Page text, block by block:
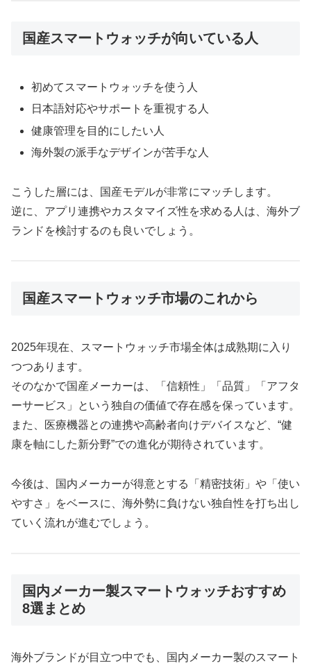
国産スマートウォッチが向いている人
初めてスマートウォッチを使う人
日本語対応やサポートを重視する人
健康管理を目的にしたい人
海外製の派手なデザインが苦手な人
こうした層には、国産モデルが非常にマッチします。
逆に、アプリ連携やカスタマイズ性を求める人は、海外ブ
ランドを検討するのも良いでしょう。
国産スマートウォッチ市場のこれから
2025年現在、スマートウォッチ市場全体は成熟期に入り
つつあります。
そのなかで国産メーカーは、「信頼性」「品質」「アフタ
ーサービス」という独自の価値で存在感を保っています。
また、医療機器との連携や高齢者向けデバイスなど、“健
康を軸にした新分野”での進化が期待されています。
今後は、国内メーカーが得意とする「精密技術」や「使い
やすさ」をベースに、海外勢に負けない独自性を打ち出し
ていく流れが進むでしょう。
国内メーカー製スマートウォッチおすすめ
8選まとめ
海外ブランドが目立つ中でも、国内メーカー製のスマート